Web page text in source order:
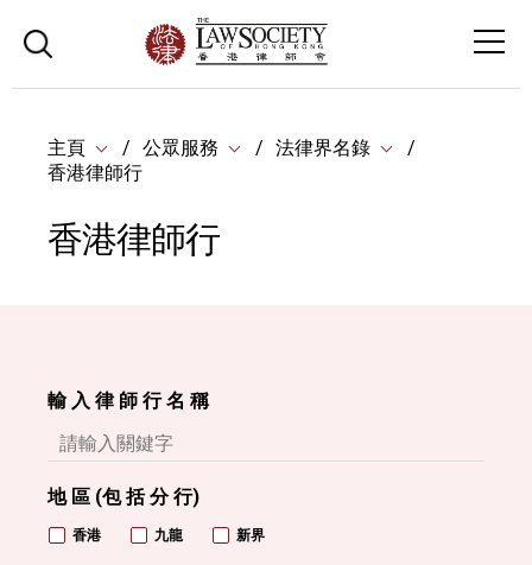
主頁 公眾服務
法律界名錄
香港律師行
香港律師行
輸 入 律 師 行 名 稱
地 區 (包 括 分 行)
香港 九龍 新界